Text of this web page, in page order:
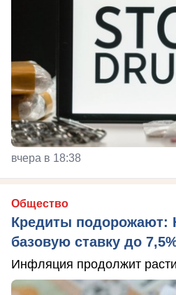
вчера в 18:38
Общество
Кредиты
базовую ставку до
Инфляция продолжит расти